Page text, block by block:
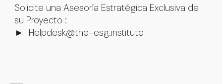
Solicite una Asesoría Estratégica Exclusiva de
su Proyecto :
► Helpdesk@the-esg.institute